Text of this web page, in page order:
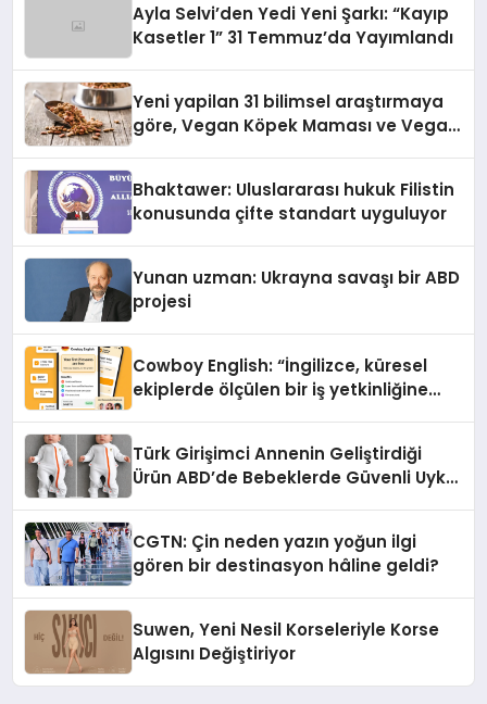
Ayla Selvi’den Yedi Yeni Şarkı: “Kayıp
Kasetler 1” 31 Temmuz’da Yayımlandı
Yeni yapilan 31 bilimsel araştırmaya
göre, Vegan Köpek Maması ve Vegan
Bhaktawer: Uluslararası hukuk Filistin
konusunda çifte standart uyguluyor
Yunan uzman: Ukrayna savaşı bir ABD
projesi
Cowboy English: “İngilizce, küresel
ekiplerde ölçülen bir iş yetkinliğine
Türk Girişimci Annenin Geliştirdiği
Ürün ABD’de Bebeklerde Güvenli Uyku
CGTN: Çin neden yazın yoğun ilgi
gören bir destinasyon hâline geldi?
Suwen, Yeni Nesil Korseleriyle Korse
Algısını Değiştiriyor